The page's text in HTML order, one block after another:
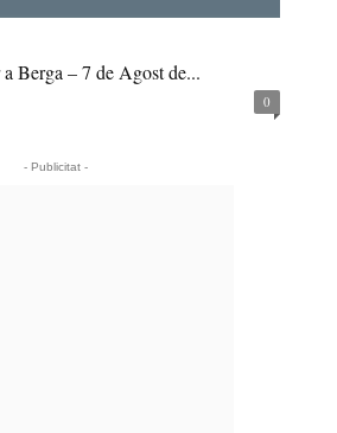
Berga – 7 de Agost de...
0
- Publicitat -